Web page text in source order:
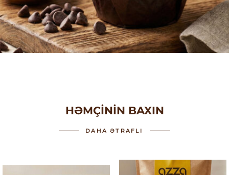
HƏMÇININ BAXIN
DAHA ƏTRAFLI